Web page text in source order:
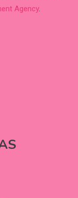
Agency.